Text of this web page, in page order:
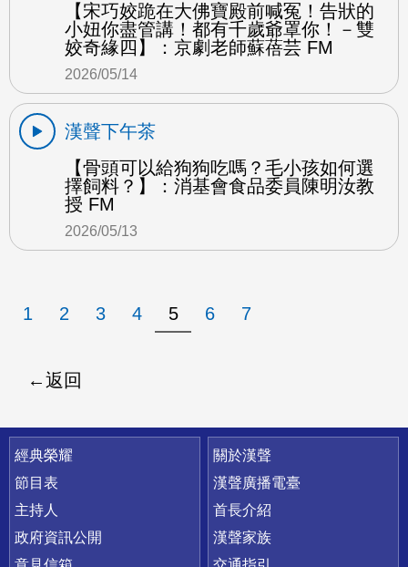
【宋巧姣跪在大佛寶殿前喊冤！告狀的
小妞你盡管講！都有千歲爺罩你！－雙
姣奇緣四】：京劇老師蘇蓓芸 FM
2026/05/14
漢聲下午茶
【骨頭可以給狗狗吃嗎？毛小孩如何選
擇飼料？】：消基會食品委員陳明汝教
授 FM
2026/05/13
1 2 3 4 5 6 7
返回
快速連結
經典榮耀
節目表
主持人
政府資訊公開
關於漢聲
漢聲廣播電臺
首長介紹
漢聲家族